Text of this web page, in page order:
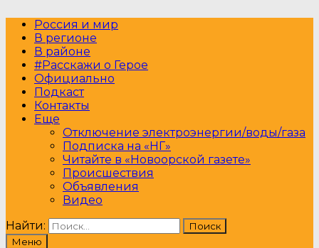
Россия и мир
В регионе
В районе
#Расскажи о Герое
Официально
Подкаст
Контакты
Еще
Отключение электроэнергии/воды/газа
Подписка на «НГ»
Читайте в «Новоорской газете»
Происшествия
Объявления
Видео
Найти:
Меню